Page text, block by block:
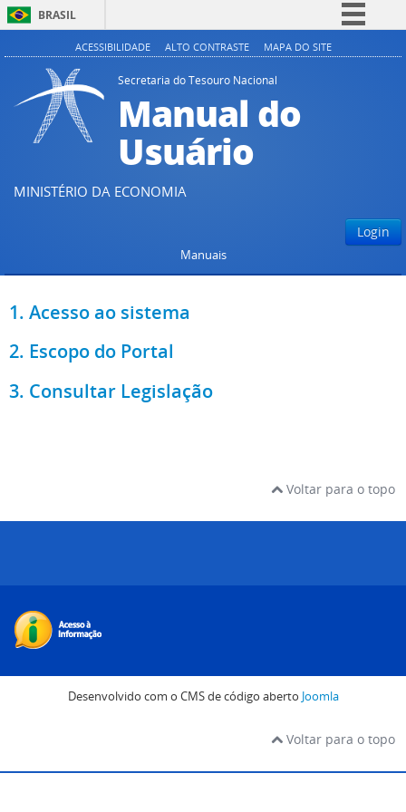
BRASIL
Simplifique!
Comunica BR
Participe
Acesso à informação
ACESSIBILIDADE ALTO CONTRASTE MAPA DO SITE
Secretaria do Tesouro Nacional
Manual do
Usuário
MINISTÉRIO DA ECONOMIA
Login
Manuais
1. Acesso ao sistema
2. Escopo do Portal
3. Consultar Legislação
Voltar para o topo
Desenvolvido com o CMS de código aberto Joomla
Voltar para o topo